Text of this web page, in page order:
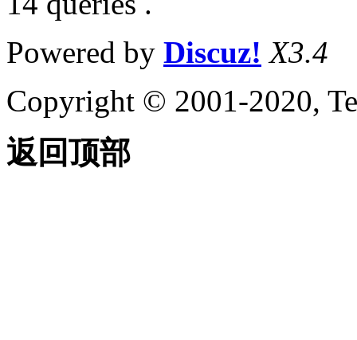
Powered by Discuz! X3.4
Copyright © 2001-2020,
返回顶部